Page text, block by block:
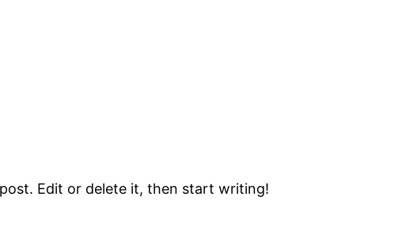
Edit or delete it, then start writing!